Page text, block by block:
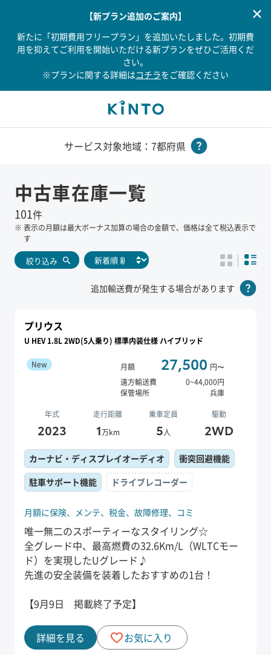
【新プラン追加のご案内】
新たに「初期費用フリープラン」を追加いたしました。初期費
用を抑えてご利用を開始いただける新プランをぜひご活用くだ
さい。
※プランに関する詳細はコチラをご確認ください
サービス対象地域：7都府県
中古車在庫一覧
101件
※ 表示の月額は最大ボーナス加算の場合の金額で、価格は全て税込表示で
す
絞り込み
追加輸送費が発生する場合があります
プリウス
U HEV 1.8L 2WD(5人乗り) 標準内装仕様 ハイブリッド
New 月額 27,500 円〜
遠方輸送費
0~44,000円
保管場所
兵庫
年式 走行距離 乗車定員 駆動
2023 1万km 5人 2WD
月額に保険、 メンテ、 税金、 故障修理、 コミ
唯一無二のスポーティーなスタイリング☆
全グレード中、最高燃費の32.6Km/L（WLTCモー
ド）を実現したUグレード♪
先進の安全装備を装着したおすすめの1台！
【9月9日 掲載終了予定】
カーナビ・ディスプレイオーディオ
衝突回避機能
駐車サポート機能
ドライブレコーダー
詳細を見る お気に入り